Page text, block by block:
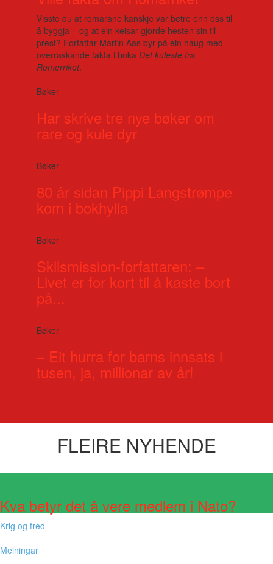
Visste du at romarane kanskje var betre enn oss til
å byggja – og at ein keisar gjorde hesten sin til
prest? Forfattar Martin Aas byr på ein haug med
overraskande fakta i boka Det kuleste fra
Romerriket.
Bøker
Har skrive tre nye bøker om
rare og kule dyr
Bøker
80 år sidan Pippi Langstrømpe
kom i bokhylla
Bøker
Skilsmission-forfattaren: –
Livet er for kort til å kaste bort
på...
Bøker
– Eit hurra for barns innsats i
tusen, ja, millionar av år!
FLEIRE NYHENDE
Kva betyr det å vere medlem i Nato?
Krig og fred
Meiningar